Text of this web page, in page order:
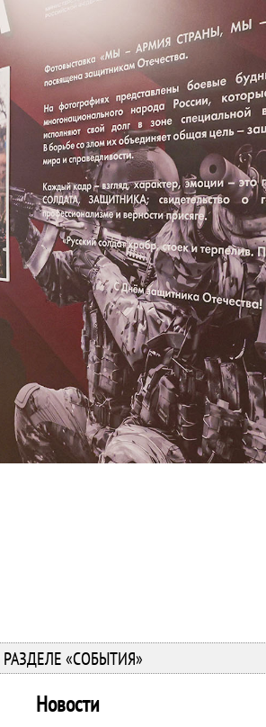
РАЗДЕЛЕ «СОБЫТИЯ»
Новости